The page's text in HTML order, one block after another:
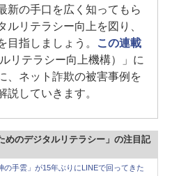
の手口を広く知ってもら
ルリテラシー向上を図り、
目指しましょう。
この連載
リテラシー向上機構）」に
、ネット詐欺の被害事例を
説していきます。
めのデジタルリテラシー」の注目記
手雲」が15年ぶりにLINEで回ってきた